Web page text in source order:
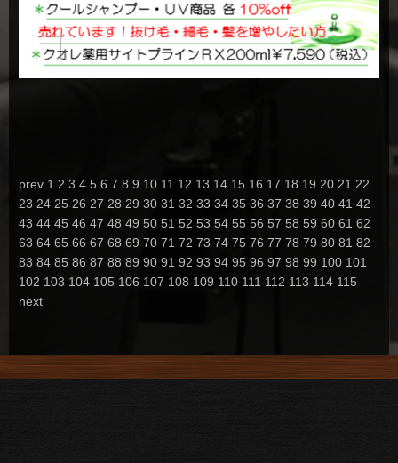
prev 1 2 3 4 5 6 7 8 9 10 11 12 13 14 15 16 17 18 19 20 21 22
23 24 25 26 27 28 29 30 31 32 33 34 35 36 37 38 39 40 41 42
43 44 45 46 47 48 49 50 51 52 53 54 55 56 57 58 59 60 61 62
63 64 65 66 67 68 69 70 71 72 73 74 75 76 77 78 79 80 81 82
83 84 85 86 87 88 89 90 91 92 93 94 95 96 97 98 99 100 101
102 103 104 105 106 107 108 109 110 111 112 113 114 115
next